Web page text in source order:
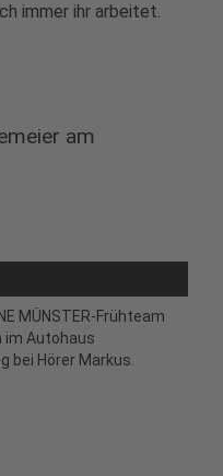
immer ihr arbeitet.
am
MÜNSTER-Frühteam
Autohaus
bei Hörer Markus.